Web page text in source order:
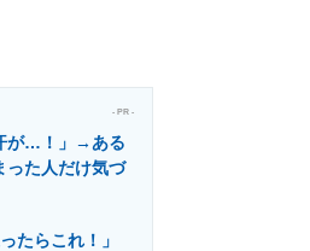
がよく分かる
- PR -
が…！」→ある
った人だけ気づ
たらこれ！」